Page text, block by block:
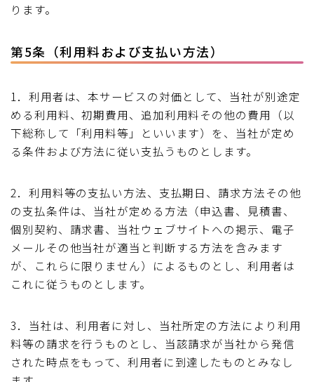
ります。
第5条（利用料および支払い方法）
1．利用者は、本サービスの対価として、当社が別途定
める利用料、初期費用、追加利用料その他の費用（以
下総称して「利用料等」といいます）を、当社が定め
る条件および方法に従い支払うものとします。
2．利用料等の支払い方法、支払期日、請求方法その他
の支払条件は、当社が定める方法（申込書、見積書、
個別契約、請求書、当社ウェブサイトへの掲示、電子
メールその他当社が適当と判断する方法を含みます
が、これらに限りません）によるものとし、利用者は
これに従うものとします。
3．当社は、利用者に対し、当社所定の方法により利用
料等の請求を行うものとし、当該請求が当社から発信
された時点をもって、利用者に到達したものとみなし